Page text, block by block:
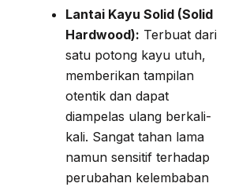
Lantai Kayu Solid (Solid
Hardwood): Terbuat dari
satu potong kayu utuh,
memberikan tampilan
otentik dan dapat
diampelas ulang berkali-
kali. Sangat tahan lama
namun sensitif terhadap
perubahan kelembaban